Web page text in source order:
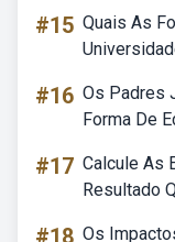
#15 Quais As
#16 Os Padres
Forma De
#17 Calcule As
Resultado
#18 Os